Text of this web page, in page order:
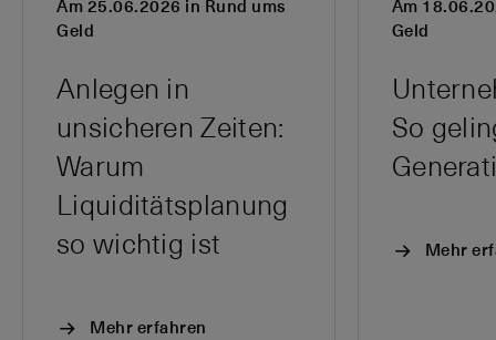
Am 25.06.2026 in Rund ums
Geld
Anlegen in
unsicheren Zeiten:
Warum
Liquiditätsplanung
so wichtig ist
Mehr erfahren
Am
Geld
So
Mehr